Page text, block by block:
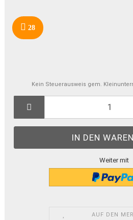
28
Kein Steuerausweis gem.
Weiter mit
AUF DEN